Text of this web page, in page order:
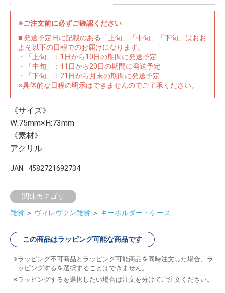
※ご注文前に必ずご確認ください
■ 発送予定日に記載のある「上旬」「中旬」「下旬」はおお
よそ以下の日程でのお届けになります。
・「上旬」：1日から10日の期間に発送予定
・「中旬」：11日から20日の期間に発送予定
・「下旬」：21日から月末の期間に発送予定
※具体的な日程の明示はできませんのでご了承ください。
《サイズ》
W:75mm×H:73mm
《素材》
アクリル
JAN 4582721692734
関連カテゴリ
雑貨 ＞ ヴィレヴァン雑貨 ＞ キーホルダー・ケース
この商品はラッピング可能な商品です
ラッピング不可商品とラッピング可能商品を同時注文した場合、ラ
ッピングするを選択することはできません。
ラッピングするを選択したい場合は注文を分けてご注文ください。
イラストレ
アダルトグ